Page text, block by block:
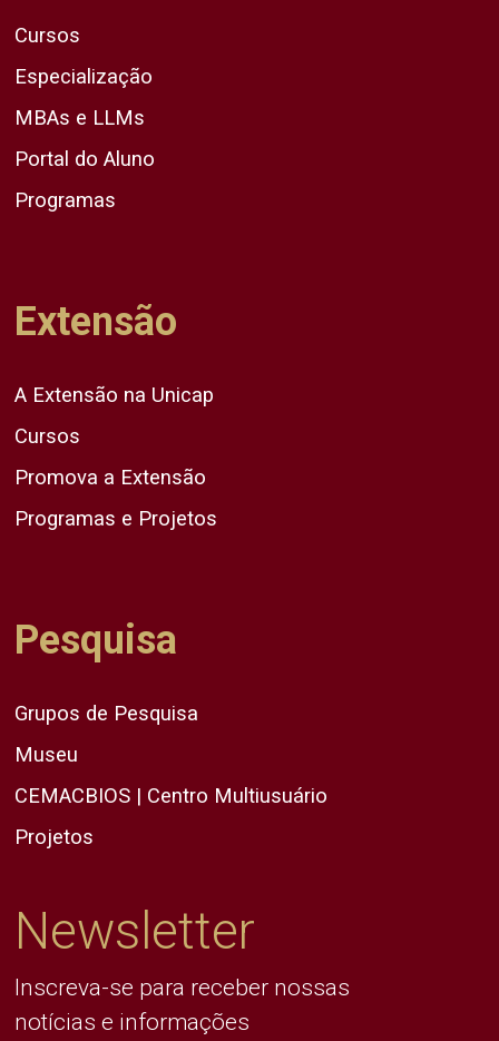
Cursos
Especialização
MBAs e LLMs
Portal do Aluno
Programas
Extensão
A Extensão na Unicap
Cursos
Promova a Extensão
Programas e Projetos
Pesquisa
Grupos de Pesquisa
Museu
CEMACBIOS | Centro Multiusuário
Projetos
Newsletter
Inscreva-se para receber nossas
notícias e informações